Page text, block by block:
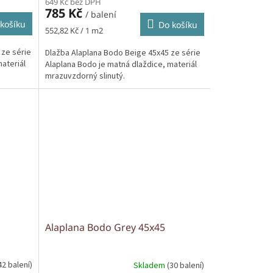
série
785 Kč / balení
Měrná
552,82 Kč / 1 m2 Do košíku
Dlažba Alaplana Bodo Beige 45x45 ze série
Alaplana Bodo je matná dlaždice, materiál
mrazuvzdorný slinutý.
balení)
Alaplana Bodo Grey 45x45
Skladem (30 balení)